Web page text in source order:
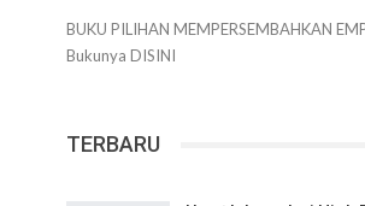
BUKU PILIHAN MEMPERSEMBAHKAN
Bukunya DISINI
TERBARU